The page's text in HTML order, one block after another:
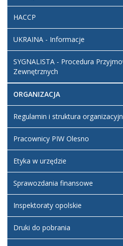
HACCP
UKRAINA - Informacje
SYGNALISTA - Procedura
Zewnętrznych
ORGANIZACJA
Regulamin i struktura
Pracownicy PIW Olesno
Etyka w urzędzie
Sprawozdania finansowe
Inspektoraty opolskie
Druki do pobrania